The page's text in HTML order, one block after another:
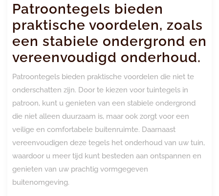
Patroontegels bieden
praktische voordelen, zoals
een stabiele ondergrond en
vereenvoudigd onderhoud.
Patroontegels bieden praktische voordelen die niet te
onderschatten zijn. Door te kiezen voor tuintegels in
patroon, kunt u genieten van een stabiele ondergrond
die niet alleen duurzaam is, maar ook zorgt voor een
veilige en comfortabele buitenruimte. Daarnaast
vereenvoudigen deze tegels het onderhoud van uw tuin,
waardoor u meer tijd kunt besteden aan ontspannen en
genieten van uw prachtig vormgegeven
buitenomgeving.